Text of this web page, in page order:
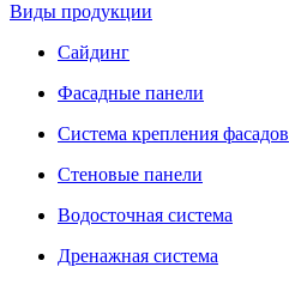
Виды продукции
Сайдинг
Фасадные панели
Система крепления фасадов
Стеновые панели
Водосточная система
Дренажная система